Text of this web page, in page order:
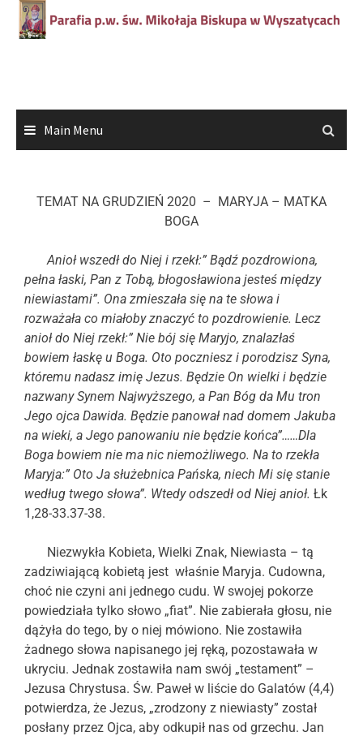
Main Menu
TEMAT NA GRUDZIEŃ 2020 – MARYJA – MATKA
BOGA
Anioł wszedł do Niej i rzekł:” Bądź pozdrowiona,
pełna łaski, Pan z Tobą, błogosławiona jesteś między
niewiastami”. Ona zmieszała się na te słowa i
rozważała co miałoby znaczyć to pozdrowienie. Lecz
anioł do Niej rzekł:” Nie bój się Maryjo, znalazłaś
bowiem łaskę u Boga. Oto poczniesz i porodzisz Syna,
któremu nadasz imię Jezus. Będzie On wielki i będzie
nazwany Synem Najwyższego, a Pan Bóg da Mu tron
Jego ojca Dawida. Będzie panował nad domem Jakuba
na wieki, a Jego panowaniu nie będzie końca”……Dla
Boga bowiem nie ma nic niemożliwego. Na to rzekła
Maryja:” Oto Ja służebnica Pańska, niech Mi się stanie
według twego słowa”. Wtedy odszedł od Niej anioł. Łk
1,28-33.37-38.
Niezwykła Kobieta, Wielki Znak, Niewiasta – tą
zadziwiającą kobietą jest właśnie Maryja. Cudowna,
choć nie czyni ani jednego cudu. W swojej pokorze
powiedziała tylko słowo „fiat”. Nie zabierała głosu, nie
dążyła do tego, by o niej mówiono. Nie zostawiła
żadnego słowa napisanego jej ręką, pozostawała w
ukryciu. Jednak zostawiła nam swój „testament” –
Jezusa Chrystusa. Św. Paweł w liście do Galatów (4,4)
potwierdza, że Jezus, „zrodzony z niewiasty” został
posłany przez Ojca, aby odkupił nas od grzechu. Jan